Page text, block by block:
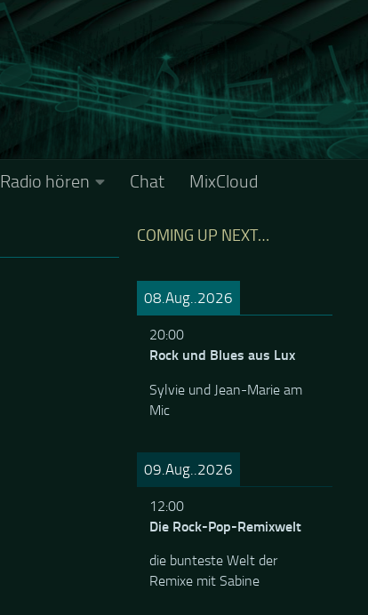
Radio hören Chat MixCloud
COMING UP NEXT…
08.Aug..2026
20:00
Rock und Blues aus Lux
Sylvie und Jean-Marie am
Mic
09.Aug..2026
12:00
Die Rock-Pop-Remixwelt
die bunteste Welt der
Remixe mit Sabine